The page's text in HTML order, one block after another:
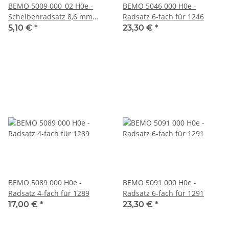
BEMO 5009 000_02 H0e -
Scheibenradsatz 8,6 mm
isoliert - VPE=2 Stück
5,10 € *
BEMO 5046 000 H0e -
Radsatz 6-fach für 1246
23,30 € *
BEMO 5089 000 H0e -
Radsatz 4-fach für 1289
17,00 € *
BEMO 5091 000 H0e -
Radsatz 6-fach für 1291
23,30 € *